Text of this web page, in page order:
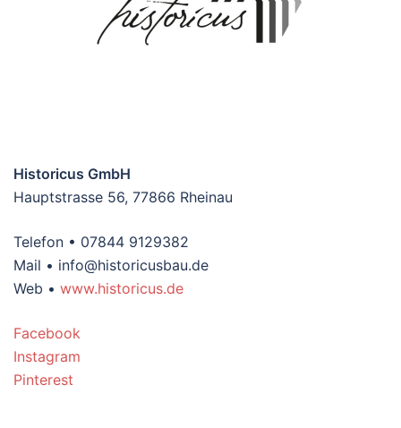
Historicus GmbH
Hauptstrasse 56, 77866 Rheinau
Telefon • 07844 9129382
Mail • info@historicusbau.de
Web • www.historicus.de
Facebook
Instagram
Pinterest